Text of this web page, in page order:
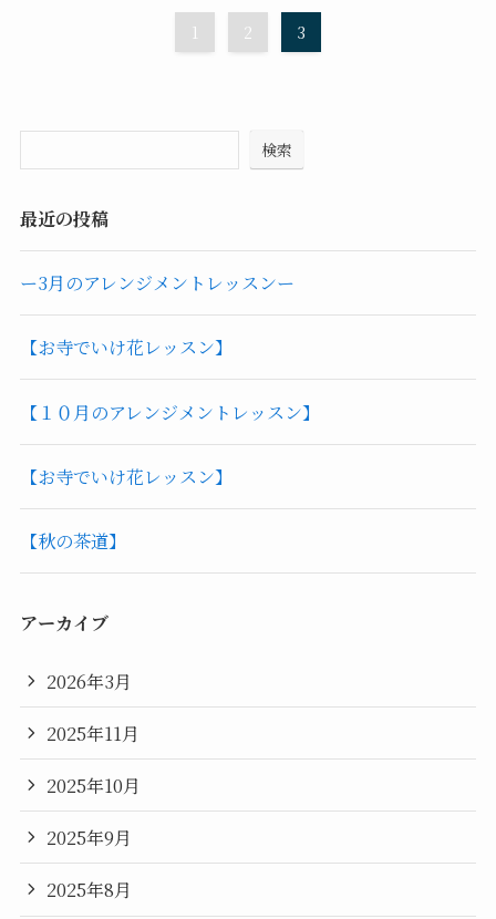
1 2 3
検索
最近の投稿
ー3月のアレンジメントレッスンー
【お寺でいけ花レッスン】
【１０月のアレンジメントレッスン】
【お寺でいけ花レッスン】
【秋の茶道】
アーカイブ
2026年3月
2025年11月
2025年10月
2025年9月
2025年8月